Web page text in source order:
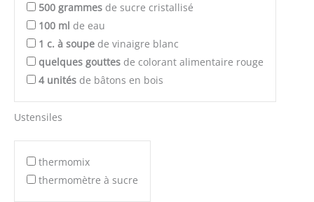
500 grammes de sucre cristallisé
100 ml de eau
1 c. à soupe de vinaigre blanc
quelques gouttes de colorant alimentaire rouge
4 unités de bâtons en bois
Ustensiles
thermomix
thermomètre à sucre